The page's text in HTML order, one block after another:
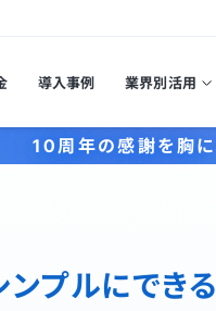
導入事例 業界別活用
10周年の感謝を胸に
プルにできる